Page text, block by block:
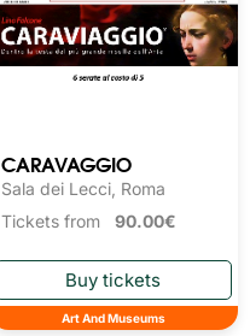
CARAVAGGIO
Sala dei Lecci, Roma
Tickets from 90.00€
Art And Museums